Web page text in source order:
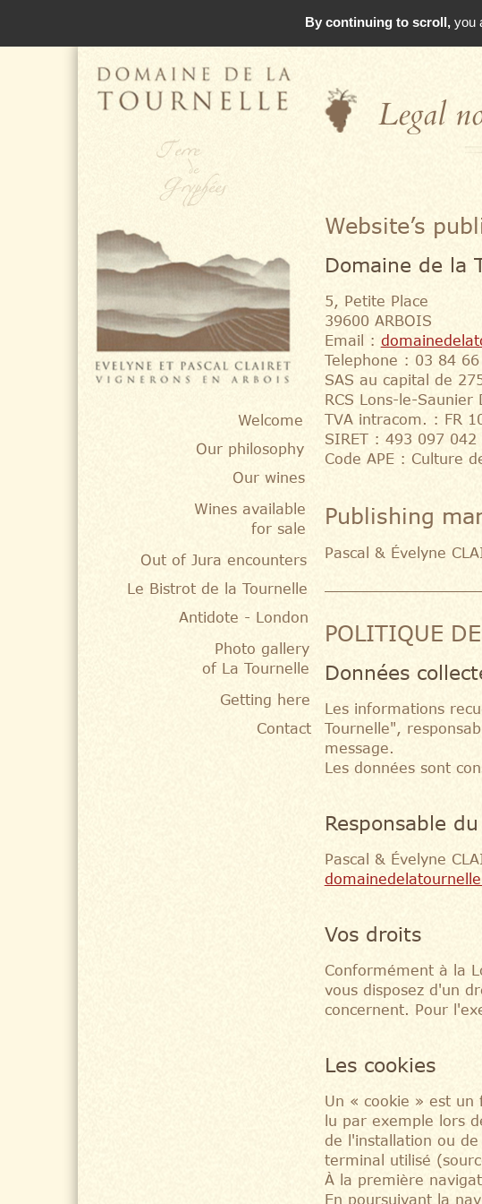
Welcome
Our philosophy
Our wines
Wines available
for sale
Out of Jura encounters
Le Bistrot de la Tournelle
Antidote - London
Photo gallery
of La Tournelle
Getting here
Contact
Legal
Website’s
Domaine de la
5, Petite Place
39600 ARBOIS
Email :
Telephone : 03 84
SAS au capital de
RCS Lons-le-Saunier
TVA intracom. : FR
SIRET : 493 097 042
Code APE : Culture
Publishing
Pascal & Évelyne
POLITIQUE
Données
Les informations
Tournelle",
message.
Les données sont
Responsable
Pascal & Évelyne
Vos droits
Conformément à la
vous disposez d'un
concernent. Pour
Les cookies
Un « cookie » est
lu par exemple lors
de l'installation ou
terminal utilisé
À la première
En poursuivant la
By continuing to scroll,you